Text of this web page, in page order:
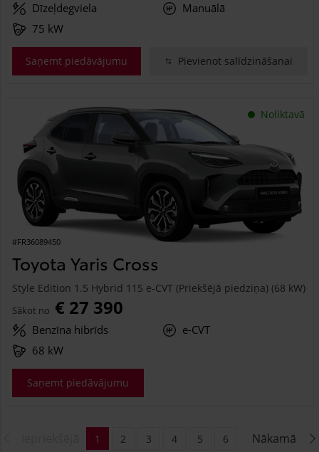
Dīzeļdegviela
Manuālā
75 kW
Saņemt piedāvājumu Pievienot salīdzināšanai
Noliktavā
#FR36089450
Toyota Yaris Cross
Style Edition 1.5 Hybrid 115 e-CVT (Priekšējā piedziņa) (68 kW)
Sākot no € 27 390
Benzīna hibrīds
e-CVT
68 kW
Saņemt piedāvājumu
Nākamā
1 2 3 4 5
6